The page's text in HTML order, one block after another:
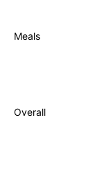
Meals
Overall